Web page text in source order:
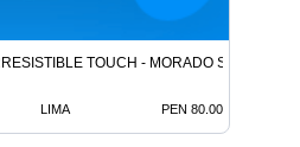
TOUCH - MORADO Succionador
LIMA PEN 80.00